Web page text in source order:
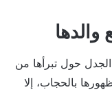
الجدل حول تبرأها من
بالحجاب، إلا